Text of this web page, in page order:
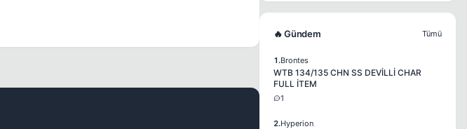
🔥 Gündem Tümü
1.Brontes
WTB 134/135 CHN SS DEVİLLİ CHAR
FULL İTEM
1
2.Hyperion